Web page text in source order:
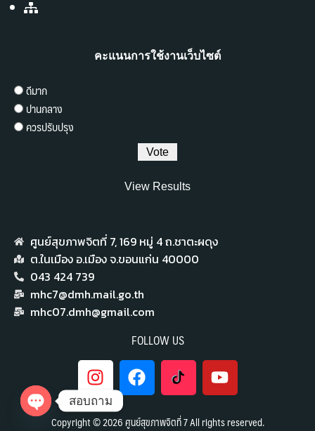
คะแนนการใช้งานเว็บไซต์
ดีมาก
ปานกลาง
ควรปรับปรุง
View Results
ศูนย์สุขภาพจิตที่ 7,​ 169 หมู่ 4 ถ.ชาตะผดุง
ต.ในเมือง อ.เมือง จ.ขอนแก่น 40000
043 424 739
mhc7@dmh.mail.go.th
mhc07.dmh@gmail.com
FOLLOW US
Copyright © 2026 ศูนย์สุขภาพจิตที่ 7 All rights reserved.
สอบถาม
Open chaty